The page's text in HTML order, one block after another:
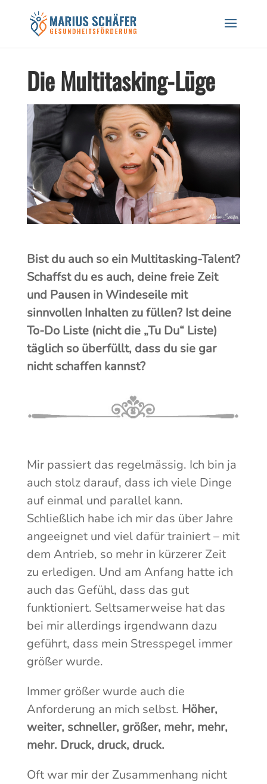
Black Friday Sale! 20% auf Workshops und
Gutscheine! CODE: BREATH24
Die Multitasking-Lüge
Bist du auch so ein Multitasking-Talent?
Schaffst du es auch, deine freie Zeit
und Pausen in Windeseile mit
sinnvollen Inhalten zu füllen? Ist deine
To-Do Liste (nicht die „Tu Du“ Liste)
täglich so überfüllt, dass du sie gar
nicht schaffen kannst?
Mir passiert das regelmässig. Ich bin ja
auch stolz darauf, dass ich viele Dinge
auf einmal und parallel kann.
Schließlich habe ich mir das über Jahre
angeeignet und viel dafür trainiert – mit
dem Antrieb, so mehr in kürzerer Zeit
zu erledigen. Und am Anfang hatte ich
auch das Gefühl, dass das gut
funktioniert. Seltsamerweise hat das
bei mir allerdings irgendwann dazu
geführt, dass mein Stresspegel immer
größer wurde.
Immer größer wurde auch die
Anforderung an mich selbst. Höher,
weiter, schneller, größer, mehr, mehr,
mehr. Druck, druck, druck.
Oft war mir der Zusammenhang nicht